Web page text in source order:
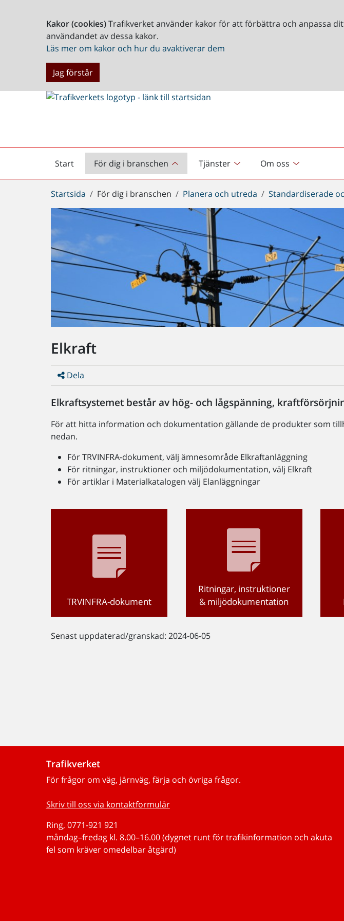
Kakor (cookies)Trafikverket använder kakor för att förbättra och anpassa
användandet av dessa kakor.
Läs mer om kakor och hur du avaktiverar dem
Jag förstår
Start
Startsida För dig i branschen Tjänster Om oss
Du
är
Startsida För dig i branschen Planera och utreda Standardiserade
Elkraft
Dela
Elkraftsystemet består av hög- och lågspänning,
För att hitta information och dokumentation gällande de produkter som
nedan.
För TRVINFRA-dokument, välj ämnesområde Elkraftanläggning
För ritningar, instruktioner och miljödokumentation, välj Elkraft
För artiklar i Materialkatalogen välj Elanläggningar
TRVINFRA-dokument
Ritningar, instruktioner
& miljödokumentation
Senast uppdaterad/granskad: 2024-06-05
Trafikverket
För frågor om väg, järnväg, färja och övriga frågor.
Skriv till oss via kontaktformulär
Ring, 0771-921 921
måndag–fredag kl. 8.00–16.00 (dygnet runt för trafikinformation och akuta
fel som kräver omedelbar åtgärd)